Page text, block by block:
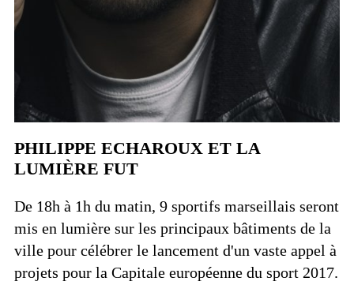
PHILIPPE ECHAROUX ET LA
LUMIÈRE FUT
De 18h à 1h du matin, 9 sportifs marseillais seront
mis en lumière sur les principaux bâtiments de la
ville pour célébrer le lancement d'un vaste appel à
projets pour la Capitale européenne du sport 2017.